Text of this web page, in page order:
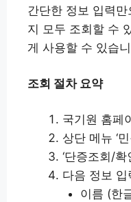
간단한 정보 입력
지 모두 조회할 수
게 사용할 수 있습
조회 절차 요약
국기원 홈페
상단 메뉴 ‘
‘단증조회/확
다음 정보 입
이름 (한